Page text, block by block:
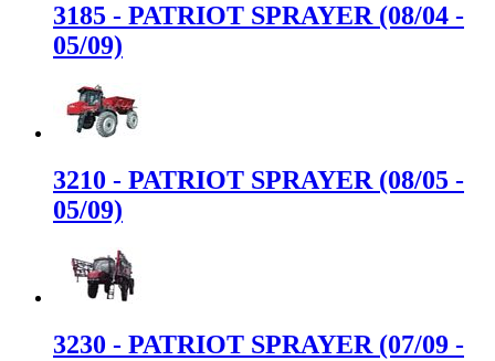
3185 - PATRIOT SPRAYER (08/04 -
05/09)
3210 - PATRIOT SPRAYER (08/05 -
05/09)
3230 - PATRIOT SPRAYER (07/09 -